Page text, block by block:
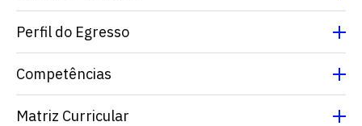
Perfil do Egresso
Competências
Matriz Curricular